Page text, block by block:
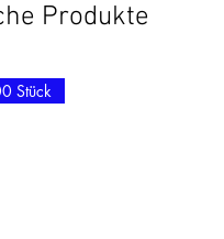
Produkte
Stück